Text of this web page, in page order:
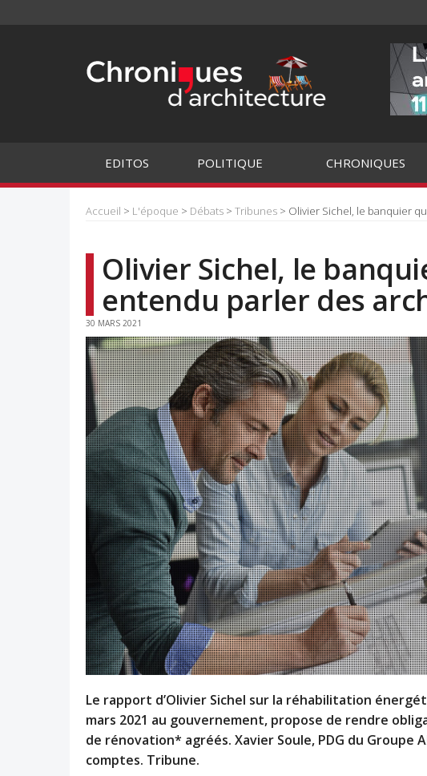
EDITOS POLITIQUE CHRONIQUES
Accueil > L'époque > Débats > Tribunes > Olivier Sichel, le banquier
Olivier Sichel, le
entendu parler des
30 MARS 2021
Le rapport d’Olivier Sichel sur la réhabilitation
mars 2021 au gouvernement, propose de rendre
de rénovation* agréés. Xavier Soule, PDG du Groupe
comptes. Tribune.